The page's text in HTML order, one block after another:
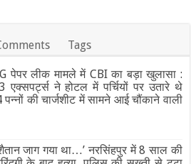
Tags
पेपर लीक मामले में CBI का बड़ा खुलासा :
ने होटल में पर्चियों पर उतारे थे
की चार्जशीट में सामने आई चौंकाने वाली
जाग गया था…’ नरसिंहपुर में 8 साल की